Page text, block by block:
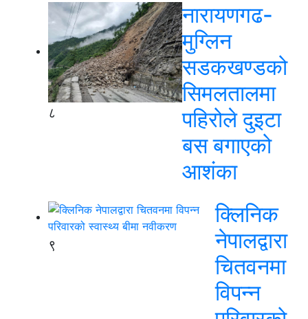
८
नारायणगढ-
मुग्लिन
सडकखण्डको
सिमलतालमा
पहिरोले दुइटा
बस बगाएको
आशंका
९
क्लिनिक
नेपालद्वारा
चितवनमा
विपन्न